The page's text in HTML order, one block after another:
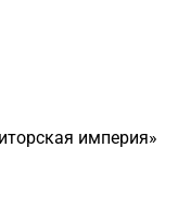
империя»